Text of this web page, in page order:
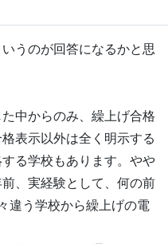
うのが回答になるかと思
中からのみ、繰上げ合格
表示以外は全く明示する
る学校もあります。やや
、実経験として、何の前
違う学校から繰上げの電